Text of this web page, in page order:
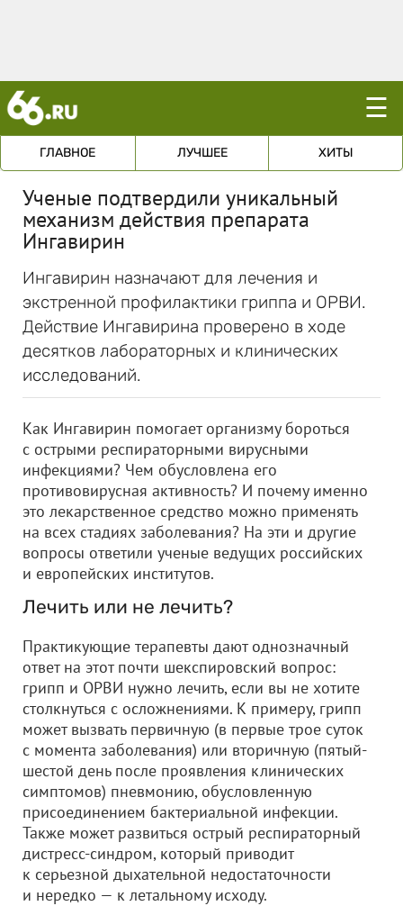
☰
ГЛАВНОЕ ЛУЧШЕЕ ХИТЫ
Ученые подтвердили уникальный
механизм действия препарата
Ингавирин
Ингавирин назначают для лечения и
экстренной профилактики гриппа и ОРВИ.
Действие Ингавирина проверено в ходе
десятков лабораторных и клинических
исследований.
Как Ингавирин помогает организму бороться
с острыми респираторными вирусными
инфекциями? Чем обусловлена его
противовирусная активность? И почему именно
это лекарственное средство можно применять
на всех стадиях заболевания? На эти и другие
вопросы ответили ученые ведущих российских
и европейских институтов.
Лечить или не лечить?
Практикующие терапевты дают однозначный
ответ на этот почти шекспировский вопрос:
грипп и ОРВИ нужно лечить, если вы не хотите
столкнуться с осложнениями. К примеру, грипп
может вызвать первичную (в первые трое суток
с момента заболевания) или вторичную (пятый-
шестой день после проявления клинических
симптомов) пневмонию, обусловленную
присоединением бактериальной инфекции.
Также может развиться острый респираторный
дистресс-синдром, который приводит
к серьезной дыхательной недостаточности
и нередко — к летальному исходу.